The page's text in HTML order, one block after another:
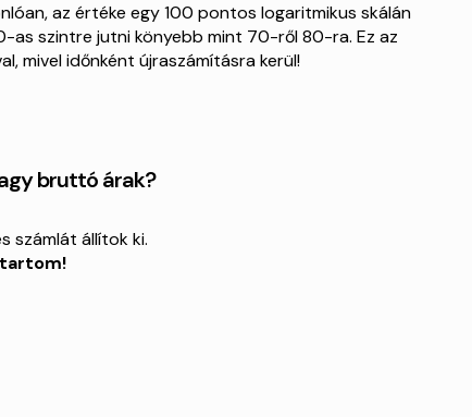
az értéke egy 100 pontos logaritmikus skálán
as szintre jutni könyebb mint 70-ről 80-ra. Ez az
mivel időnként újraszámításra kerül!
bruttó árak?
számlát állítok ki.